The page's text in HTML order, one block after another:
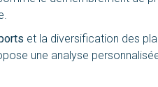
et la diversification des
une analyse